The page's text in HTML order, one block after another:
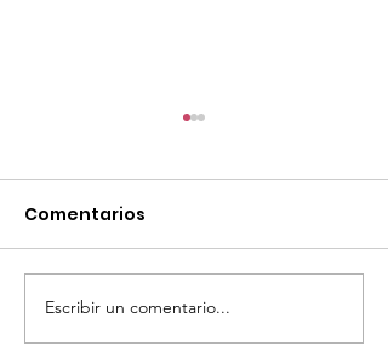
TourTravelynByFraveo
Comentarios
Escribir un comentario...